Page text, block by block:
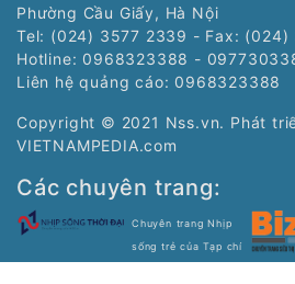
Phường Cầu Giấy, Hà Nội
Tel: (024) 3577 2339 - Fax: (024)
Hotline: 0968323388 -
Liên hệ quảng cáo: 0968323388
Copyright © 2021 Nss.vn. Phát
VIETNAMPEDIA.com
Các chuyên trang:
Chuyên trang Nhịp
sống trẻ của Tạp chí